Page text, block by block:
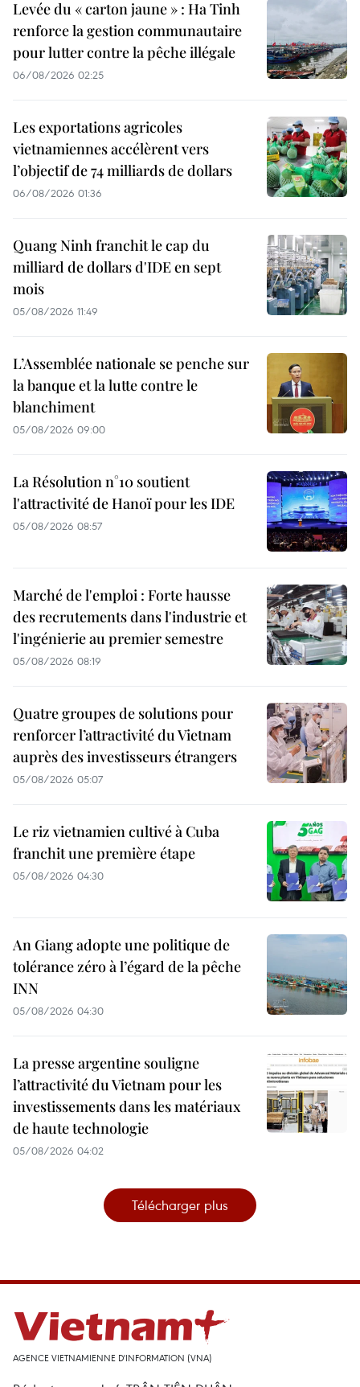
Levée du « carton jaune » : Ha Tinh
renforce la gestion communautaire
pour lutter contre la pêche illégale
06/08/2026 02:25
Les exportations agricoles
vietnamiennes accélèrent vers
l’objectif de 74 milliards de dollars
06/08/2026 01:36
Quang Ninh franchit le cap du
milliard de dollars d'IDE en sept
mois
05/08/2026 11:49
L’Assemblée nationale se penche sur
la banque et la lutte contre le
blanchiment
05/08/2026 09:00
La Résolution n°10 soutient
l'attractivité de Hanoï pour les IDE
05/08/2026 08:57
Marché de l'emploi : Forte hausse
des recrutements dans l'industrie et
l'ingénierie au premier semestre
05/08/2026 08:19
Quatre groupes de solutions pour
renforcer l’attractivité du Vietnam
auprès des investisseurs étrangers
05/08/2026 05:07
Le riz vietnamien cultivé à Cuba
franchit une première étape
05/08/2026 04:30
An Giang adopte une politique de
tolérance zéro à l’égard de la pêche
INN
05/08/2026 04:30
La presse argentine souligne
l’attractivité du Vietnam pour les
investissements dans les matériaux
de haute technologie
05/08/2026 04:02
Télécharger plus
AGENCE VIETNAMIENNE D'INFORMATION (VNA)